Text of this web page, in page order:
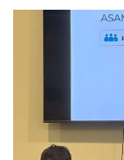
Cultura